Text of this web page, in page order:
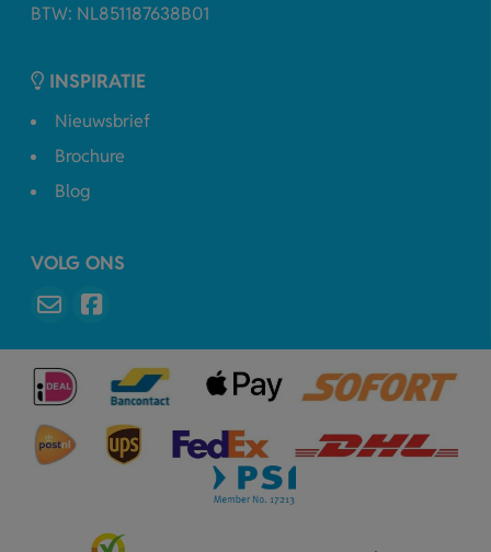
BTW: NL851187638B01
INSPIRATIE
Nieuwsbrief
Brochure
Blog
VOLG ONS